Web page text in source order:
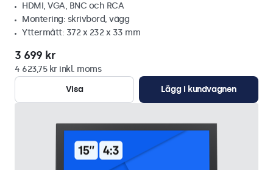
HDMI, VGA, BNC och RCA
Montering: skrivbord, vägg
Yttermått: 372 x 232 x 33 mm
3 699 kr
4 623,75 kr inkl. moms
Visa
Lägg i kundvagnen